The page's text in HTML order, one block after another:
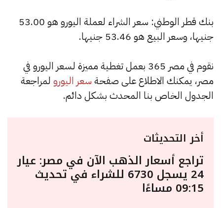
بنك قطر الوطني: سعر الشراء لعملة اليورو هو 53.00
جنيها، وسعر البيع هو 53.46 جنيها.
نقوم في مصر 365 بعمل تغطية مميزة لسعر اليورو في
مصر، يمكنك الاطلاع على صفحة سعر اليورو لمراجعة
الجدول الخاص بنا المحدث بشكل دائم.
أخر التحديثات
تراجع أسعار الذهب الآن في مصر: عيار
24 يسجل 6730 للشراء في تحديث
09:15 مساءًا